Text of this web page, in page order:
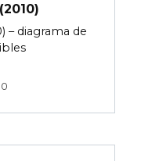
– diagrama de
0